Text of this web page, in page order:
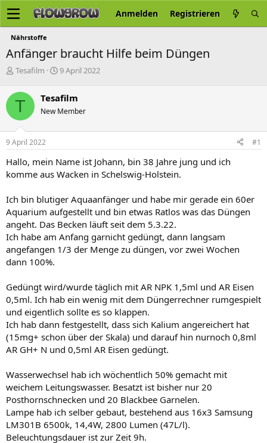
Anmelden Registrieren
Nährstoffe
Anfänger braucht Hilfe beim Düngen
E
s
t
l
l
e
Tesafilm
E
t
e
l
m
9 April 2022
T Tesafilm
New Member
9 April 2022 #1
Hallo, mein Name ist Johann, bin 38 Jahre jung und ich
komme aus Wacken in Schelswig-Holstein.
Ich bin blutiger Aquaanfänger und habe mir gerade ein 60er
Aquarium aufgestellt und bin etwas Ratlos was das Düngen
angeht. Das Becken läuft seit dem 5.3.22.
Ich habe am Anfang garnicht gedüngt, dann langsam
angefangen 1/3 der Menge zu düngen, vor zwei Wochen
dann 100%.
Gedüngt wird/wurde täglich mit AR NPK 1,5ml und AR Eisen
0,5ml. Ich hab ein wenig mit dem Düngerrechner rumgespielt
und eigentlich sollte es so klappen.
Ich hab dann festgestellt, dass sich Kalium angereichert hat
(15mg+ schon über der Skala) und darauf hin nurnoch 0,8ml
AR GH+ N und 0,5ml AR Eisen gedüngt.
Wasserwechsel hab ich wöchentlich 50% gemacht mit
weichem Leitungswasser. Besatzt ist bisher nur 20
Posthornschnecken und 20 Blackbee Garnelen.
Lampe hab ich selber gebaut, bestehend aus 16x3 Samsung
LM301B 6500k, 14,4W, 2800 Lumen (47L/l).
Beleuchtungsdauer ist zur Zeit 9h.